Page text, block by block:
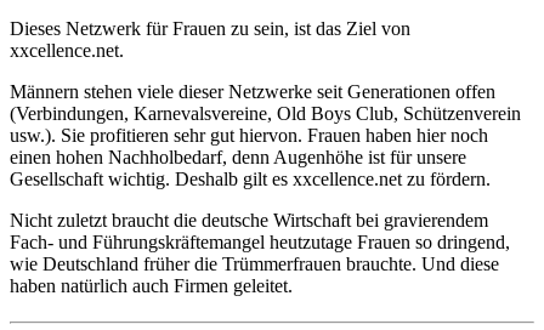
Dieses Netzwerk für Frauen zu sein, ist das Ziel von
xxcellence.net.
Männern stehen viele dieser Netzwerke seit Generationen offen
(Verbindungen, Karnevalsvereine, Old Boys Club, Schützenverein
usw.). Sie profitieren sehr gut hiervon. Frauen haben hier noch
einen hohen Nachholbedarf, denn Augenhöhe ist für unsere
Gesellschaft wichtig. Deshalb gilt es xxcellence.net zu fördern.
Nicht zuletzt braucht die deutsche Wirtschaft bei gravierendem
Fach- und Führungskräftemangel heutzutage Frauen so dringend,
wie Deutschland früher die Trümmerfrauen brauchte. Und diese
haben natürlich auch Firmen geleitet.